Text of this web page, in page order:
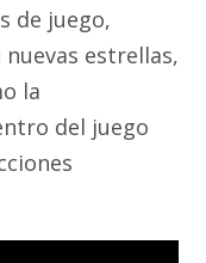
de juego,
nuevas estrellas,
la
del juego